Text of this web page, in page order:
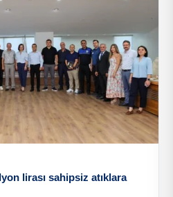
lirası sahipsiz atıklara